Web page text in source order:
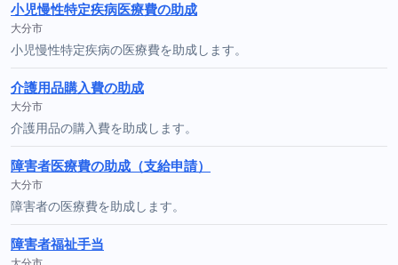
小児慢性特定疾病医療費の助成
大分市
小児慢性特定疾病の医療費を助成します。
介護用品購入費の助成
大分市
介護用品の購入費を助成します。
障害者医療費の助成（支給申請）
大分市
障害者の医療費を助成します。
障害者福祉手当